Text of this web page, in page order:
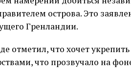
острова. Это
Гренландии.
отметил, что хочет
что прозвучало на